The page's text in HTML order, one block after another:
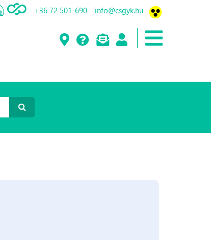
+36 72 501-690 info@csgyk.hu